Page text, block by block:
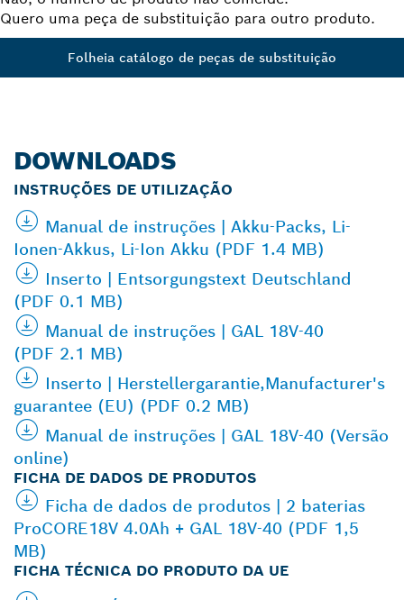
Quero uma peça de substituição para outro produto.
Folheia catálogo de peças de substituição
DOWNLOADS
INSTRUÇÕES DE UTILIZAÇÃO
Manual de instruções | Akku-Packs, Li-
Ionen-Akkus, Li-Ion Akku (PDF 1.4 MB)
Inserto | Entsorgungstext Deutschland
(PDF 0.1 MB)
Manual de instruções | GAL 18V-40
(PDF 2.1 MB)
Inserto | Herstellergarantie,Manufacturer's
guarantee (EU) (PDF 0.2 MB)
Manual de instruções | GAL 18V-40 (Versão
online)
FICHA DE DADOS DE PRODUTOS
Ficha de dados de produtos | 2 baterias
ProCORE18V 4.0Ah + GAL 18V-40 (PDF 1,5
MB)
FICHA TÉCNICA DO PRODUTO DA UE